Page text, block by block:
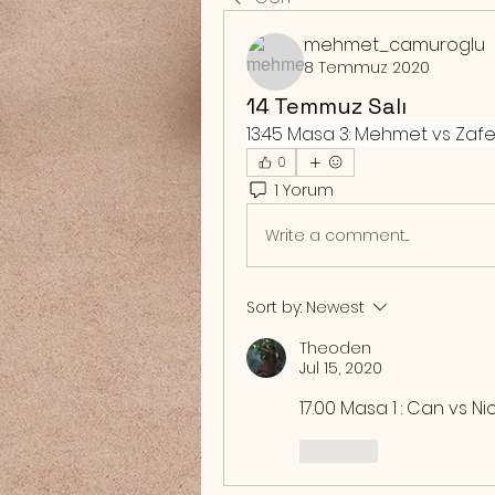
mehmet_camuroglu
8 Temmuz 2020
14 Temmuz Salı
13:45 Masa 3: Mehmet vs
0
1 Yorum
Write a comment...
Sort by: Newest
Theoden
Jul 15, 2020
17.00 Masa 1 : Can vs